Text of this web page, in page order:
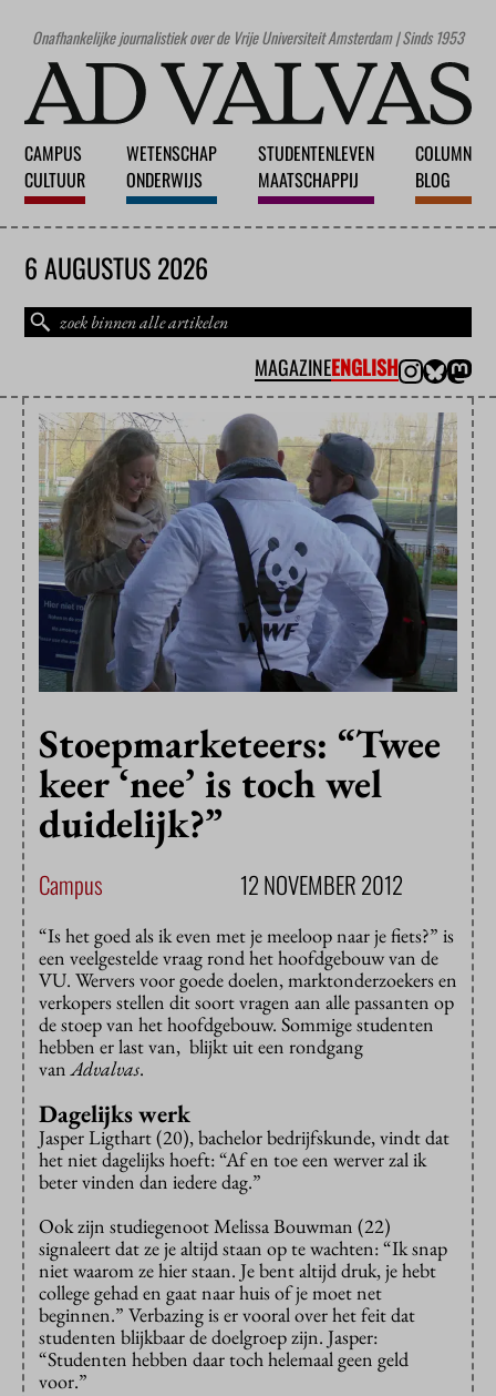
Onafhankelijke journalistiek over de Vrije Universiteit Amsterdam | Sinds 1953
CAMPUS
CULTUUR
WETENSCHAP
ONDERWIJS
STUDENTENLEVEN
MAATSCHAPPIJ
COLUMN
BLOG
6 AUGUSTUS 2026
MAGAZINEENGLISH
Stoepmarketeers: “Twee
keer ‘nee’ is toch wel
duidelijk?”
Campus 12 NOVEMBER 2012
“Is het goed als ik even met je meeloop naar je fiets?” is
een veelgestelde vraag rond het hoofdgebouw van de
VU. Wervers voor goede doelen, marktonderzoekers en
verkopers stellen dit soort vragen aan alle passanten op
de stoep van het hoofdgebouw. Sommige studenten
hebben er last van, blijkt uit een rondgang
vanAdvalvas.
Dagelijks werk
Jasper Ligthart (20), bachelor bedrijfskunde, vindt dat
het niet dagelijks hoeft: “Af en toe een werver zal ik
beter vinden dan iedere dag.”
Ook zijn studiegenoot Melissa Bouwman (22)
signaleert dat ze je altijd staan op te wachten: “Ik snap
niet waarom ze hier staan. Je bent altijd druk, je hebt
college gehad en gaat naar huis of je moet net
beginnen.” Verbazing is er vooral over het feit dat
studenten blijkbaar de doelgroep zijn. Jasper:
“Studenten hebben daar toch helemaal geen geld
voor.”